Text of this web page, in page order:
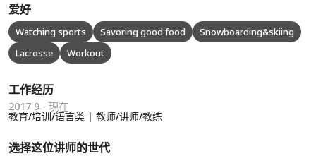
爱好
Watching sports Savoring good food
Snowboarding&skiing
Lacrosse
Workout
工作经历
2017 9 - 現在
教育/培训/语言类 | 教师/讲师/教练
选择这位讲师的世代